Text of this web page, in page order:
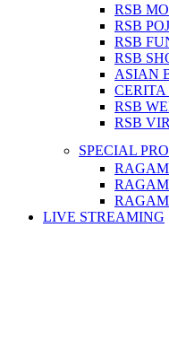
RSB
RSB
RSB
RSB
ASIAN
RSB
RSB
SPECIAL
LIVE STREAMING